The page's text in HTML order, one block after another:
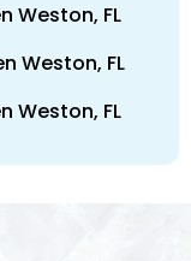
Weston, FL
Weston, FL
Weston, FL